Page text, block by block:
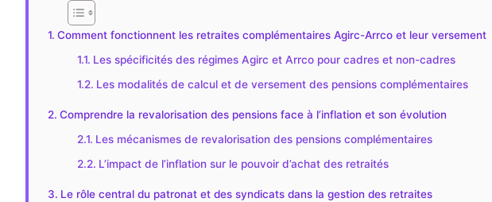
Comment fonctionnent les retraites complémentaires Agirc-Arrco et leur versement
Les spécificités des régimes Agirc et Arrco pour cadres et non-cadres
Les modalités de calcul et de versement des pensions complémentaires
Comprendre la revalorisation des pensions face à l’inflation et son évolution
Les mécanismes de revalorisation des pensions complémentaires
L’impact de l’inflation sur le pouvoir d’achat des retraités
Le rôle central du patronat et des syndicats dans la gestion des retraites